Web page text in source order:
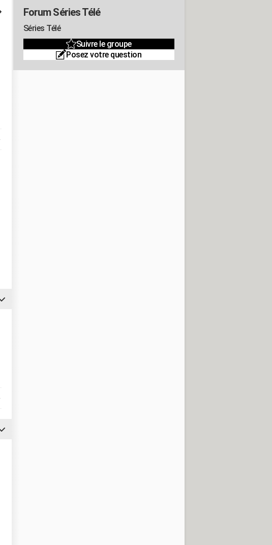
Forum Séries Télé
Séries Télé
Suivre le groupe
Posez votre question